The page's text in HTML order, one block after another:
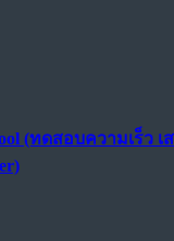
(ทดสอบความเร็ว